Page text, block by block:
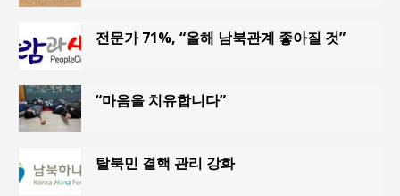
전문가 71%, “올해 남북관계 좋아질 것”
“마음을 치유합니다”
탈북민 결핵 관리 강화